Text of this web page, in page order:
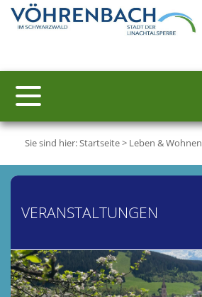
Sie sind hier:Startseite> Leben & Wohnen
VERANSTALTUNGEN